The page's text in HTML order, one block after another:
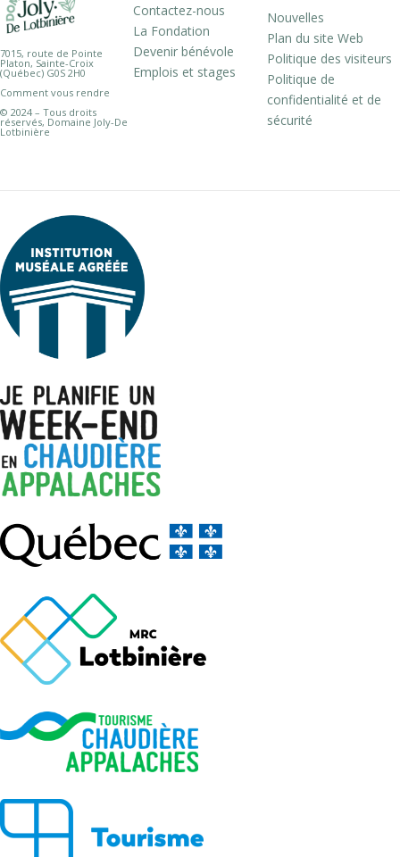
7015, route de Pointe
Platon, Sainte-Croix
(Québec) G0S 2H0
Comment vous rendre
© 2024 – Tous droits
réservés, Domaine Joly-De
Lotbinière
Contactez-nous
La Fondation
Devenir bénévole
Emplois et stages
Nouvelles
Plan du site Web
Politique des visiteurs
Politique de
confidentialité et de
sécurité